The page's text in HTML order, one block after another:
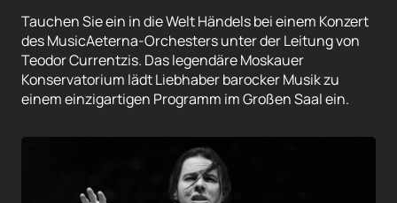
Tauchen Sie ein in die Welt Händels bei einem Konzert
des MusicAeterna-Orchesters unter der Leitung von
Teodor Currentzis. Das legendäre Moskauer
Konservatorium lädt Liebhaber barocker Musik zu
einem einzigartigen Programm im Großen Saal ein.